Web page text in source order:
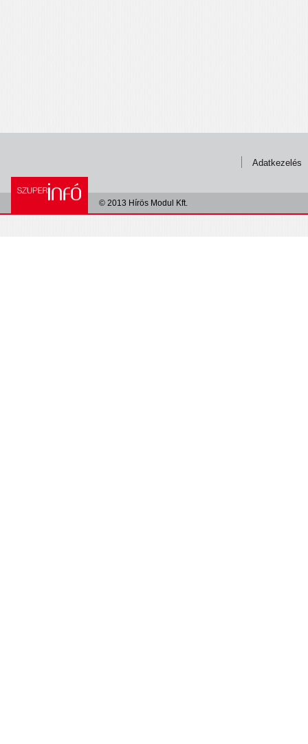
Adatkezelés
© 2013 Hírös Modul Kft.